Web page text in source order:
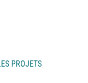
PROJETS